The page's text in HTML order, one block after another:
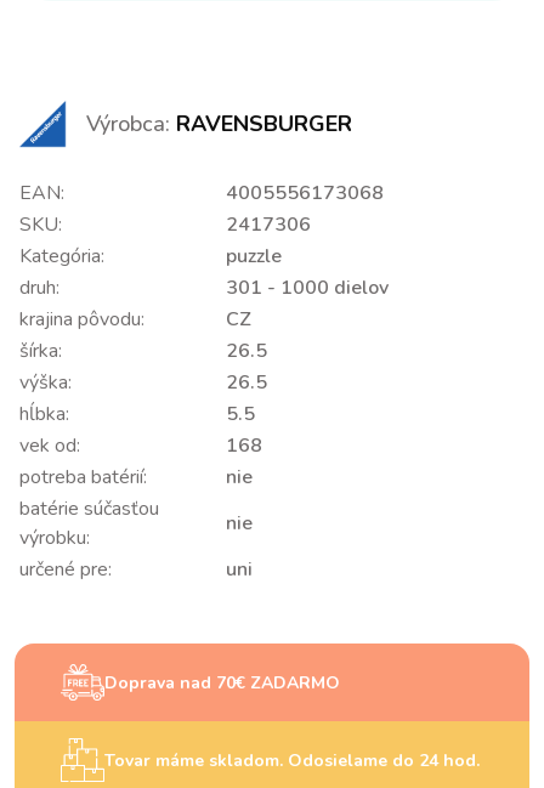
Výrobca: RAVENSBURGER
EAN:
4005556173068
SKU:
2417306
Kategória:
puzzle
druh:
301 - 1000 dielov
krajina pôvodu:
CZ
šírka:
26.5
výška:
26.5
hĺbka:
5.5
vek od:
168
potreba batérií:
nie
batérie súčasťou
výrobku:
nie
určené pre:
uni
Doprava nad 70€ ZADARMO
Tovar máme skladom. Odosielame do 24 hod.